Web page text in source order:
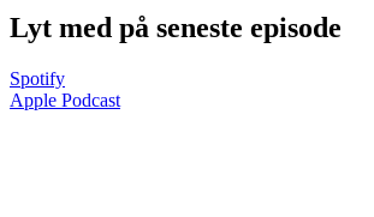
Lyt med på seneste episode
Spotify
Apple Podcast